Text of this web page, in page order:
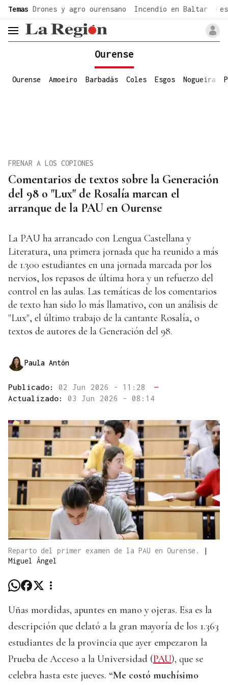
Temas Drones y agro ourensano Incendio en Baltar
header.menu.open
Ourense
Ourense Amoeiro Barbadás Coles Esgos Nogueira
Comentarios de textos sobre la Generación
del 98 o "Lux" de Rosalía marcan el
arranque de la PAU en Ourense
FRENAR A LOS COPIONES
La PAU ha arrancado con Lengua Castellana y
Literatura, una primera jornada que ha reunido a más
de 1.300 estudiantes en una jornada marcada por los
nervios, los repasos de última hora y un refuerzo del
control en las aulas. Las temáticas de los comentarios
de texto han sido lo más llamativo, con un análisis de
"Lux", el último trabajo de la cantante Rosalía, o
textos de autores de la Generación del 98.
Paula Antón
Publicado: 02 Jun 2026 - 11:28
—
Actualizado: 03 Jun 2026 - 08:14
Reparto del primer examen de la PAU en Ourense.
|
Miguel Ángel
Uñas mordidas, apuntes en mano y ojeras. Esa es la
descripción que delató a la gran mayoría de los 1.363
estudiantes de la provincia que ayer empezaron la
Prueba de Acceso a la Universidad (PAU), que se
celebra hasta este jueves. “Me costó muchísimo